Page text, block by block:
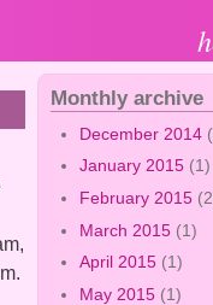
Monthly archive
December 2014
January 2015 (1)
February 2015
March 2015 (1)
April 2015 (1)
May 2015 (1)